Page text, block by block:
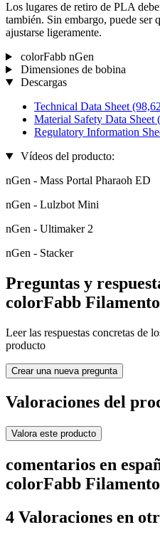
Los lugares de retiro de PLA
también. Sin embargo, puede ser
ajustarse ligeramente.
colorFabb nGen
Dimensiones de bobina
Descargas
Technical Data Sheet
Material Safety Data Sheet
Regulatory Information
Vídeos del producto:
nGen - Mass Portal Pharaoh ED
nGen - Lulzbot Mini
nGen - Ultimaker 2
nGen - Stacker
Preguntas y
colorFabb
Leer las respuestas concretas de
producto
Crear una nueva pregunta
Valoraciones del
Valora este producto
comentarios en
colorFabb
4 Valoraciones en